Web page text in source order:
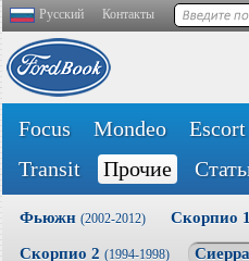
Русский Контакты
Focus Mondeo Escort
Transit
Прочие
Фьюжн (2002-2012) Скорпио 1
Скорпио 2 (1994-1998) Сиерра